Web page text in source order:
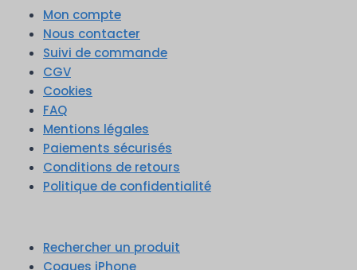
Mon compte
Nous contacter
Suivi de commande
CGV
Cookies
FAQ
Mentions légales
Paiements sécurisés
Conditions de retours
Politique de confidentialité
Rechercher un produit
Coques iPhone